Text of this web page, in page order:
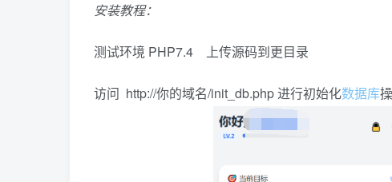
安装教程：
测试环境 PHP7.4 上传源码到更目录
访问 http://你的域名/init_db.php 进行初始化数据库